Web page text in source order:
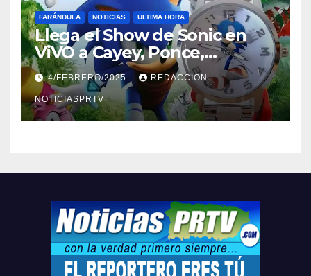
FARÁNDULA NOTICIAS ULTIMA HORA
Llega el Show de Sonic en
ViVO a Cayey, Ponce,
Barceloneta y Humacao,
Relojes gratis para el que
compre ahora….
4/FEBRERO/2025 REDACCION
NOTICIASPRTV